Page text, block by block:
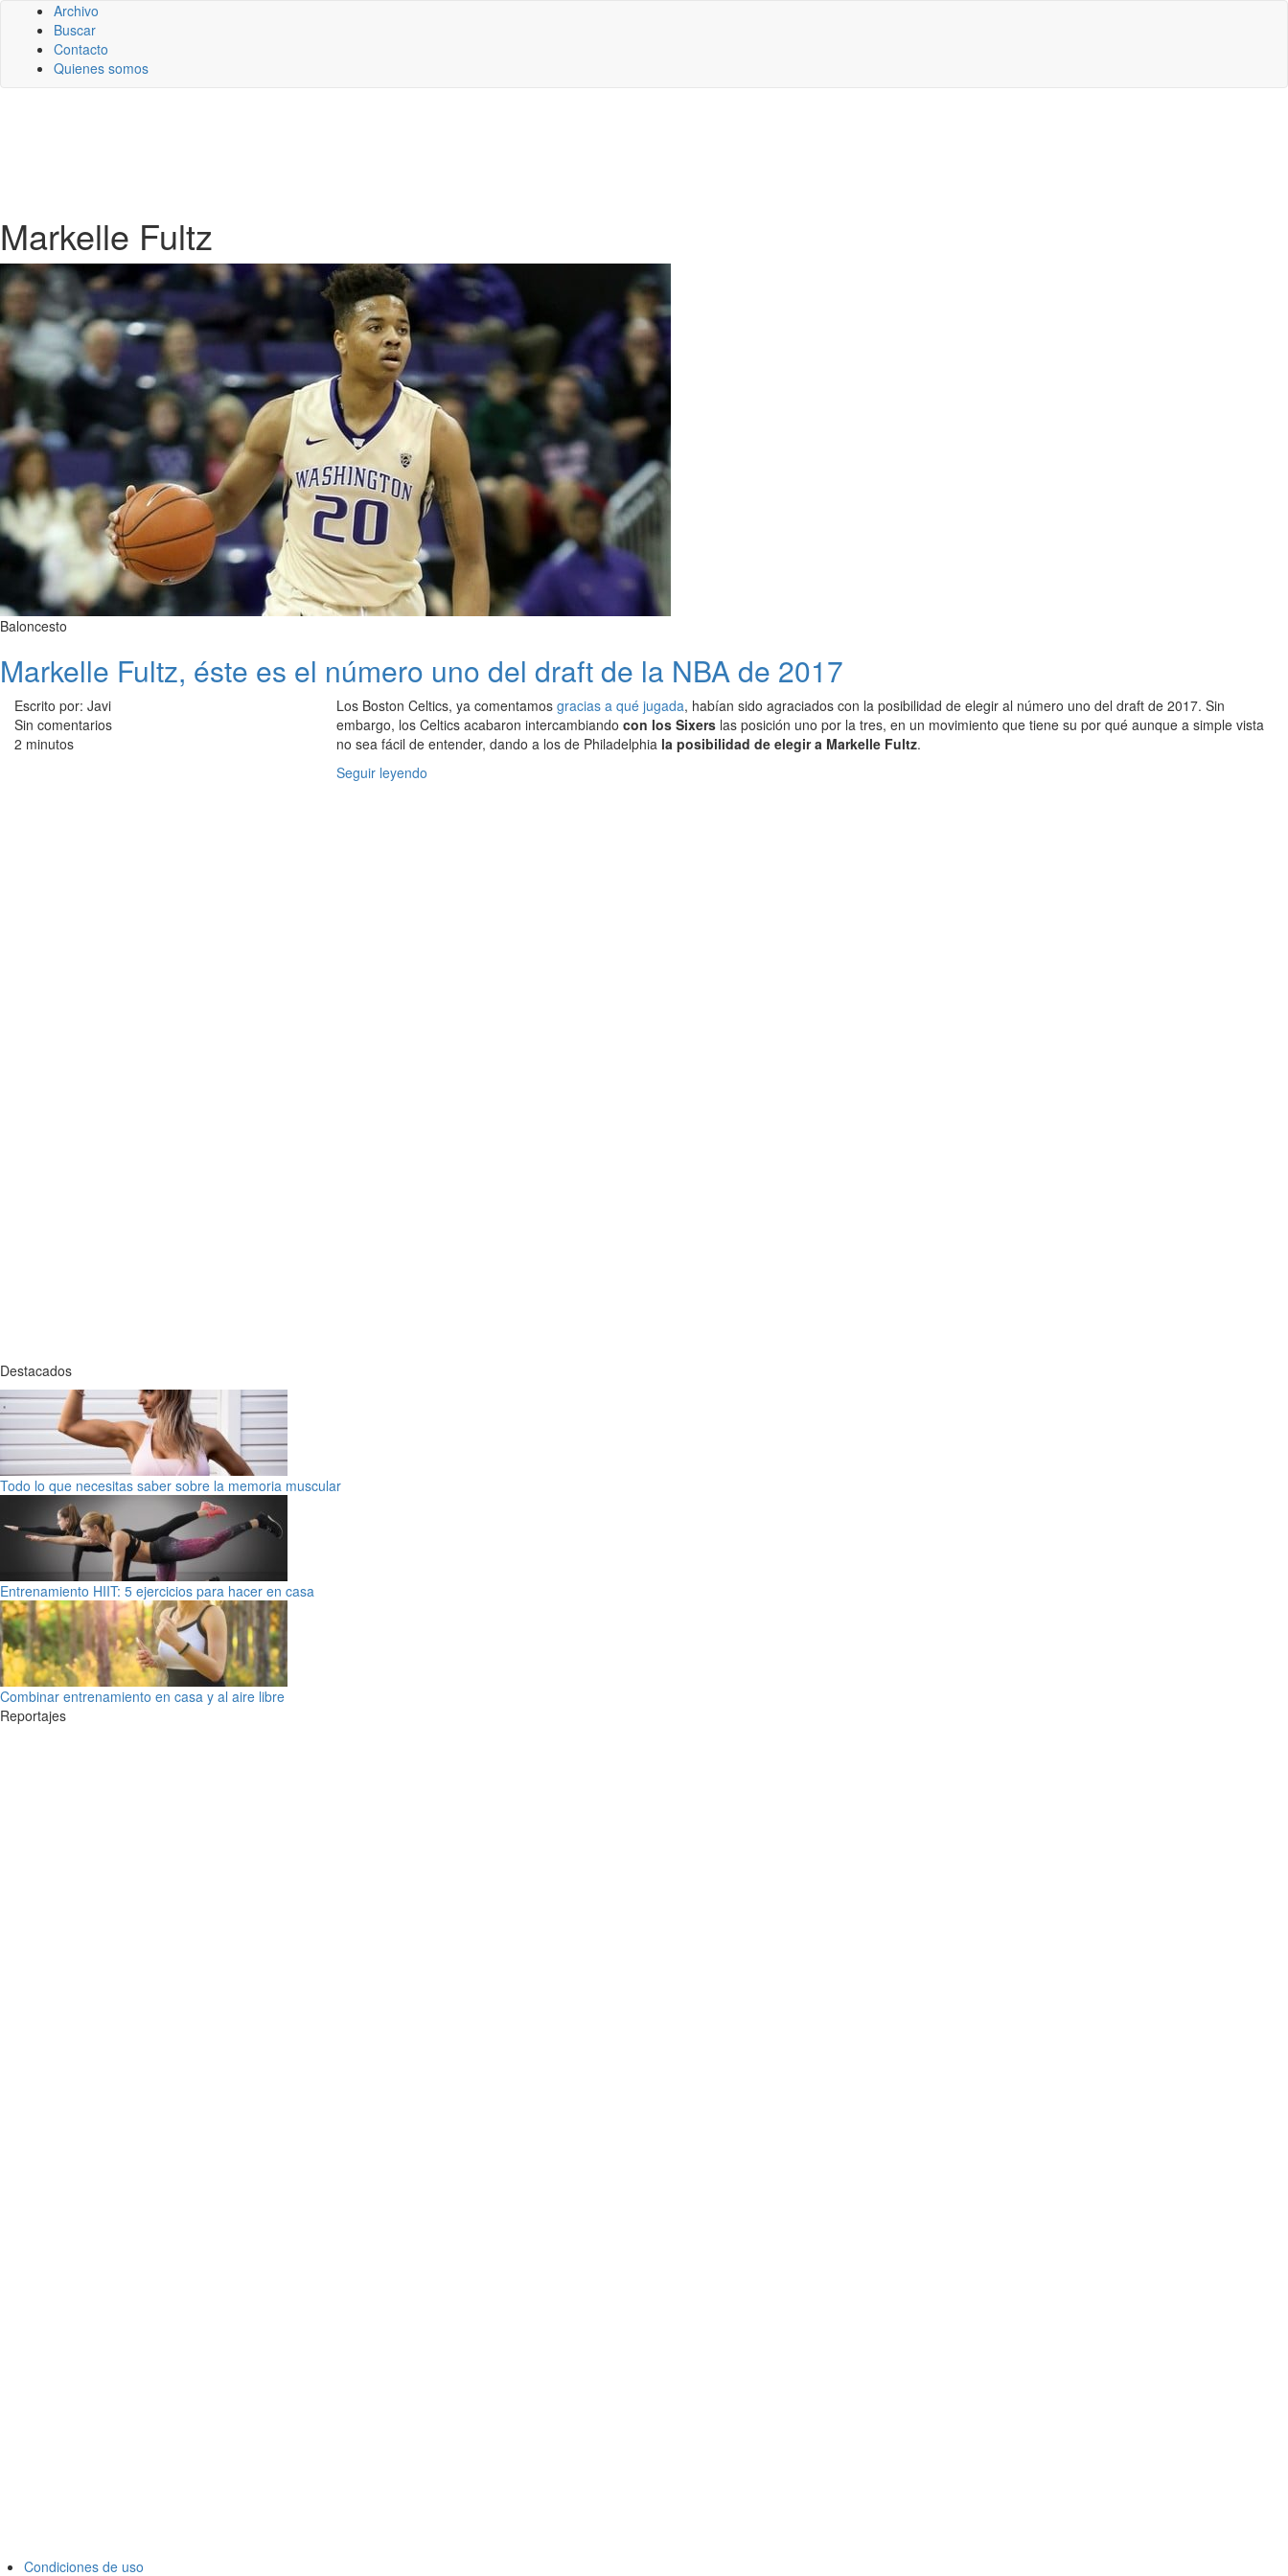
Archivo
Buscar
Contacto
Quienes somos
Markelle Fultz
Baloncesto
Markelle Fultz, éste es el número uno del draft de la NBA de 2017
Escrito por: Javi
Sin comentarios
2 minutos
Los Boston Celtics, ya comentamos gracias a qué jugada, habían sido agraciados con la posibilidad de elegir al número uno del draft de 2017. Sin
embargo, los Celtics acabaron intercambiando con los Sixers las posición uno por la tres, en un movimiento que tiene su por qué aunque a simple vista
no sea fácil de entender, dando a los de Philadelphia la posibilidad de elegir a Markelle Fultz.
Seguir leyendo
Destacados
Todo lo que necesitas saber sobre la memoria muscular
Entrenamiento HIIT: 5 ejercicios para hacer en casa
Combinar entrenamiento en casa y al aire libre
Reportajes
Condiciones de uso